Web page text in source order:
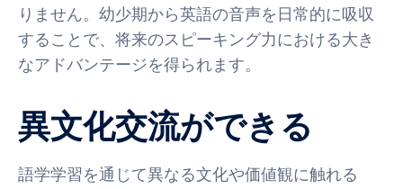
りません。幼少期から英語の音声を日常的に吸収
することで、将来のスピーキング力における大き
なアドバンテージを得られます。
異文化交流ができる
語学学習を通じて異なる文化や価値観に触れる